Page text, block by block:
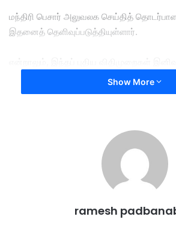
மந்திரி பெசார் அலுவலக செய்தித்
இதனைத் தெளிவுப்படுத்தியுள்ளார்.
திட்டங்களுக்கு மட்டுமே பொருந்தும்
ஏற்கனவே இயங்கி வரும் வழிபாட்டுத்
தவிர, இனிமேல் உருவாக்கப்படும் ஒவ்வொரு
பகுதிகளிலும் முஸ்லீம் மற்றும் முஸ்லீம்
தலங்களுக்கென பிரத்யேக நிலங்கள்
என்றும் அவர் தெரிவித்தார்.
இப்புதிய வழிகாட்டிகள் குறித்து பெட்டாலிங்
Show More
ramesh